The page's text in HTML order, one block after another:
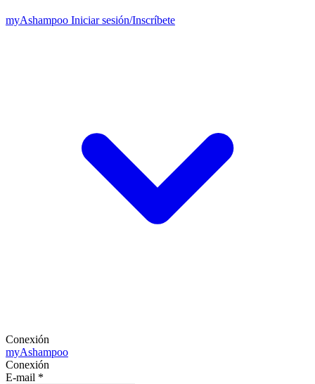
myAshampoo Iniciar sesión/Inscríbete
Conexión
myAshampoo
Conexión
E-mail *